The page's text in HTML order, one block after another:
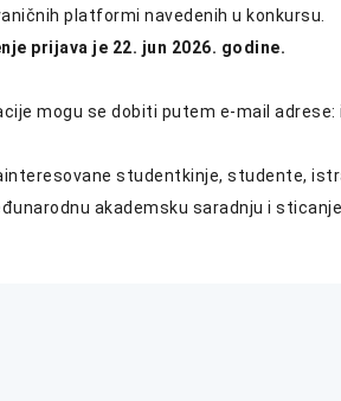
platformi navedenih u konkursu.
prijava je 22. jun 2026. godine.
mogu se dobiti putem e-mail adrese:
studentkinje, studente,
akademsku saradnju i